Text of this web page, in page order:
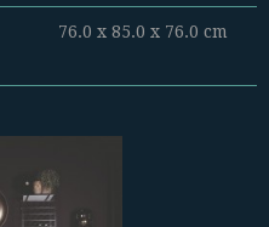
76.0 x 85.0 x 76.0 cm